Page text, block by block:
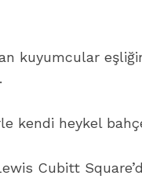
kuyumcular
kendi heykel
Cubitt